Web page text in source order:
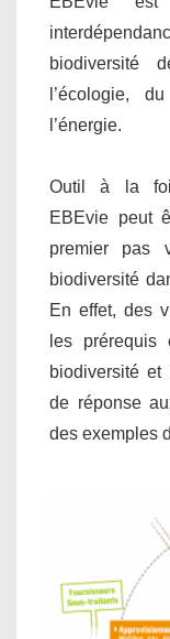
biodiversité
l’écologie,
l’énergie.
Outil à la
EBEvie peut
premier pas
biodiversité
En effet, des
les
biodiversité
de réponse
des exemples